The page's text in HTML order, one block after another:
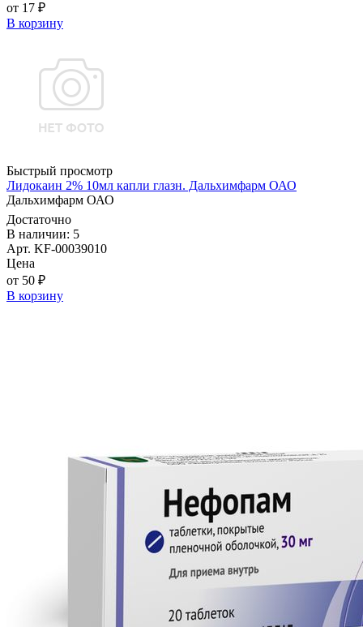
от 17 ₽
В корзину
Быстрый просмотр
Лидокаин 2% 10мл капли глазн. Дальхимфарм ОАО
Дальхимфарм ОАО
Достаточно
В наличии: 5
Арт. KF-00039010
Цена
от 50 ₽
В корзину